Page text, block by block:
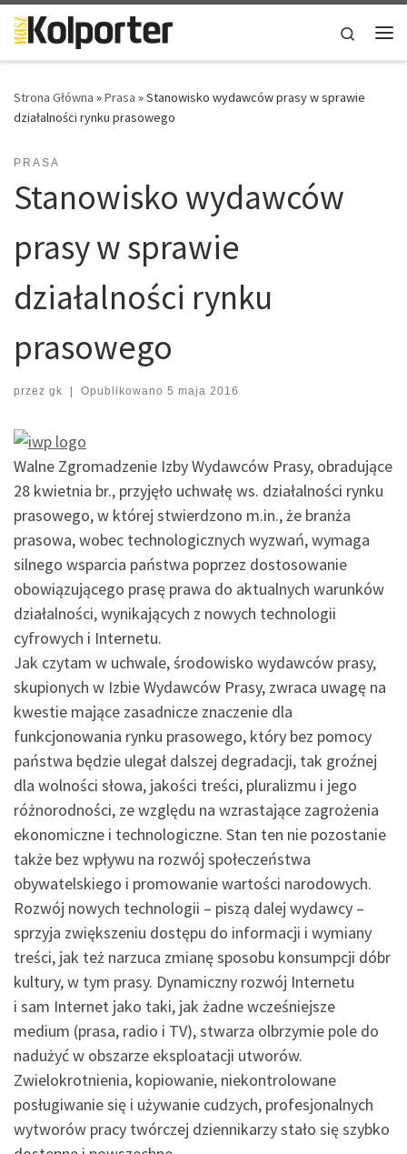
Skip to content
Search
Strona Główna »Prasa »Stanowisko wydawców prasy w sprawie
działalności rynku prasowego
PRASA
Stanowisko wydawców
prasy w sprawie
działalności rynku
prasowego
przez gk | Opublikowano 5 maja 2016
Walne Zgromadzenie Izby Wydawców Prasy, obradujące
28 kwietnia br., przyjęło uchwałę ws. działalności rynku
prasowego, w której stwierdzono m.in., że branża
prasowa, wobec technologicznych wyzwań, wymaga
silnego wsparcia państwa poprzez dostosowanie
obowiązującego prasę prawa do aktualnych warunków
działalności, wynikających z nowych technologii
cyfrowych i Internetu.
Jak czytam w uchwale, środowisko wydawców prasy,
skupionych w Izbie Wydawców Prasy, zwraca uwagę na
kwestie mające zasadnicze znaczenie dla
funkcjonowania rynku prasowego, który bez pomocy
państwa będzie ulegał dalszej degradacji, tak groźnej
dla wolności słowa, jakości treści, pluralizmu i jego
różnorodności, ze względu na wzrastające zagrożenia
ekonomiczne i technologiczne. Stan ten nie pozostanie
także bez wpływu na rozwój społeczeństwa
obywatelskiego i promowanie wartości narodowych.
Rozwój nowych technologii – piszą dalej wydawcy –
sprzyja zwiększeniu dostępu do informacji i wymiany
treści, jak też narzuca zmianę sposobu konsumpcji dóbr
kultury, w tym prasy. Dynamiczny rozwój Internetu
i sam Internet jako taki, jak żadne wcześniejsze
medium (prasa, radio i TV), stwarza olbrzymie pole do
nadużyć w obszarze eksploatacji utworów.
Zwielokrotnienia, kopiowanie, niekontrolowane
posługiwanie się i używanie cudzych, profesjonalnych
wytworów pracy twórczej dziennikarzy stało się szybko